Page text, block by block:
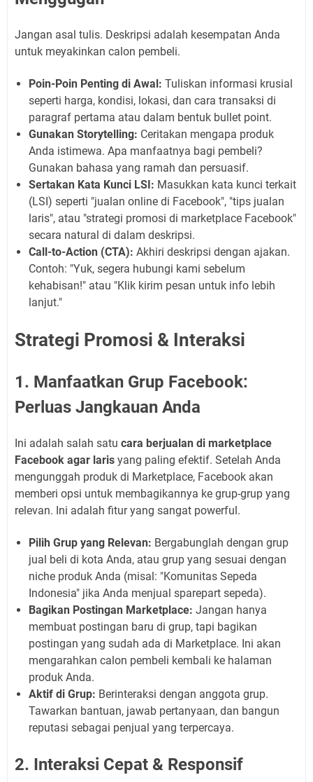
Jangan asal tulis. Deskripsi adalah kesempatan Anda
untuk meyakinkan calon pembeli.
Poin-Poin Penting di Awal: Tuliskan informasi krusial
seperti harga, kondisi, lokasi, dan cara transaksi di
paragraf pertama atau dalam bentuk bullet point.
Gunakan Storytelling: Ceritakan mengapa produk
Anda istimewa. Apa manfaatnya bagi pembeli?
Gunakan bahasa yang ramah dan persuasif.
Sertakan Kata Kunci LSI: Masukkan kata kunci terkait
(LSI) seperti "jualan online di Facebook", "tips jualan
laris", atau "strategi promosi di marketplace Facebook"
secara natural di dalam deskripsi.
Call-to-Action (CTA): Akhiri deskripsi dengan ajakan.
Contoh: "Yuk, segera hubungi kami sebelum
kehabisan!" atau "Klik kirim pesan untuk info lebih
lanjut."
Strategi Promosi & Interaksi
1. Manfaatkan Grup Facebook:
Perluas Jangkauan Anda
Ini adalah salah satu cara berjualan di marketplace
Facebook agar laris yang paling efektif. Setelah Anda
mengunggah produk di Marketplace, Facebook akan
memberi opsi untuk membagikannya ke grup-grup yang
relevan. Ini adalah fitur yang sangat powerful.
Pilih Grup yang Relevan: Bergabunglah dengan grup
jual beli di kota Anda, atau grup yang sesuai dengan
niche produk Anda (misal: "Komunitas Sepeda
Indonesia" jika Anda menjual sparepart sepeda).
Bagikan Postingan Marketplace: Jangan hanya
membuat postingan baru di grup, tapi bagikan
postingan yang sudah ada di Marketplace. Ini akan
mengarahkan calon pembeli kembali ke halaman
produk Anda.
Aktif di Grup: Berinteraksi dengan anggota grup.
Tawarkan bantuan, jawab pertanyaan, dan bangun
reputasi sebagai penjual yang terpercaya.
2. Interaksi Cepat & Responsif